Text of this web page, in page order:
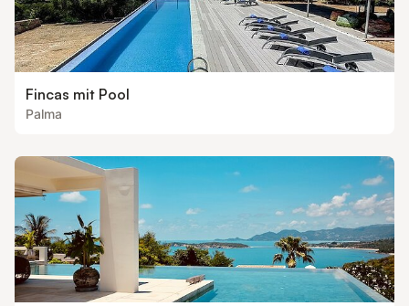
Fincas mit Pool
Palma